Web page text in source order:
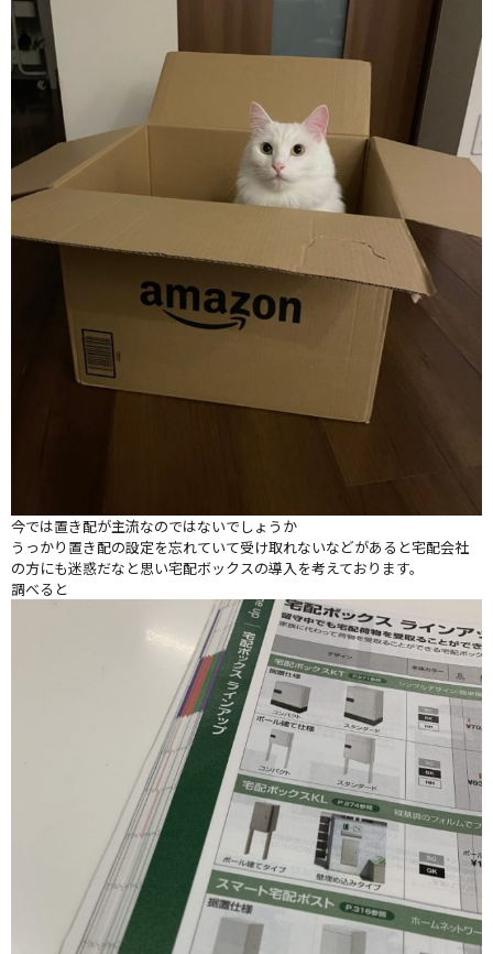
今では置き配が主流なのではないでしょうか
うっかり置き配の設定を忘れていて受け取れないなどがあると宅配会社
の方にも迷惑だなと思い宅配ボックスの導入を考えております。
調べると